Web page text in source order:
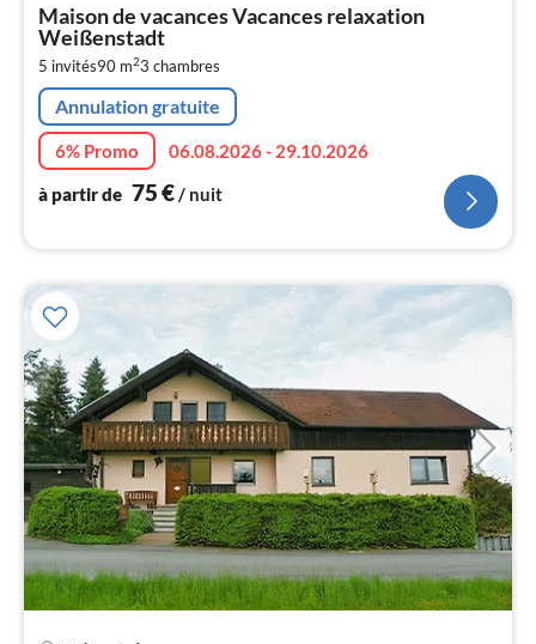
Maison de vacances Vacances relaxation
Weißenstadt
5 invités90 m23 chambres
Annulation gratuite
6% Promo
06.08.2026 - 29.10.2026
à partir de 75€/ nuit